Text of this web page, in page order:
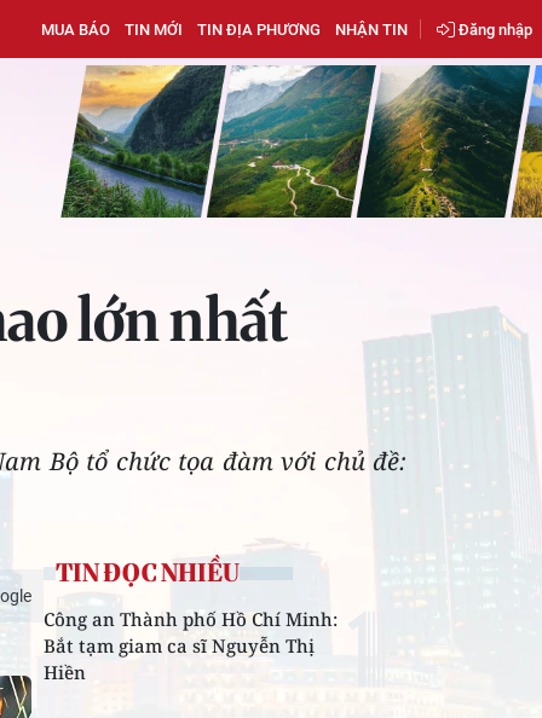
MUA BÁO TIN MỚI TIN ĐỊA PHƯƠNG NHẬN TIN Đăng nhập
lớn nhất
Bộ tổ chức tọa đàm với chủ đề:
TIN ĐỌC NHIỀU
Công an Thành phố Hồ Chí Minh:
Bắt tạm giam ca sĩ Nguyễn Thị
Hiền